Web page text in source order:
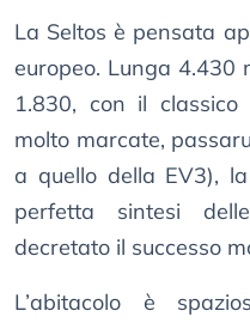
La Seltos è pensata
europeo. Lunga 4.430
1.830, con il
molto marcate,
a quello della EV3),
perfetta sintesi
decretato il successo
L’abitacolo è